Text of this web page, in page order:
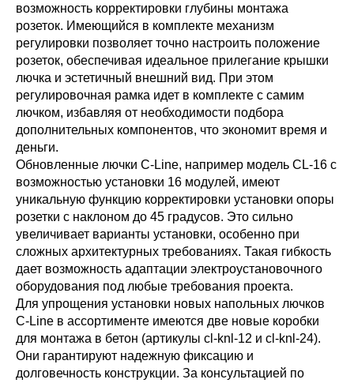
возможность корректировки глубины монтажа
розеток. Имеющийся в комплекте механизм
регулировки позволяет точно настроить положение
розеток, обеспечивая идеальное прилегание крышки
лючка и эстетичный внешний вид. При этом
регулировочная рамка идет в комплекте с самим
лючком, избавляя от необходимости подбора
дополнительных компонентов, что экономит время и
деньги.
Обновленные лючки C-Line, например модель CL-16 с
возможностью установки 16 модулей, имеют
уникальную функцию корректировки установки опоры
розетки с наклоном до 45 градусов. Это сильно
увеличивает варианты установки, особенно при
сложных архитектурных требованиях. Такая гибкость
дает возможность адаптации электроустановочного
оборудования под любые требования проекта.
Для упрощения установки новых напольных лючков
C-Line в ассортименте имеются две новые коробки
для монтажа в бетон (артикулы cl-knl-12 и cl-knl-24).
Они гарантируют надежную фиксацию и
долговечность конструкции. За консультацией по